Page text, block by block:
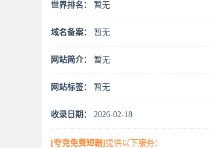
世界排名： 暂无
域名备案： 暂无
网站简介： 暂无
网站标签： 暂无
收录日期： 2026-02-18
[夸克免费短剧] 提供以下服务：